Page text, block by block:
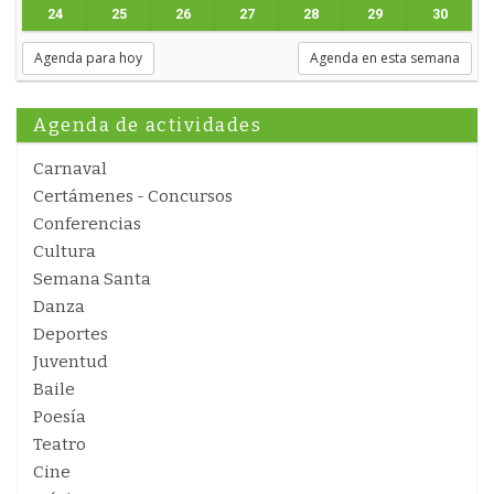
24 25 26 27 28 29 30
Agenda para hoy Agenda en esta semana
Agenda de actividades
Carnaval
Certámenes - Concursos
Conferencias
Cultura
Semana Santa
Danza
Deportes
Juventud
Baile
Poesía
Teatro
Cine